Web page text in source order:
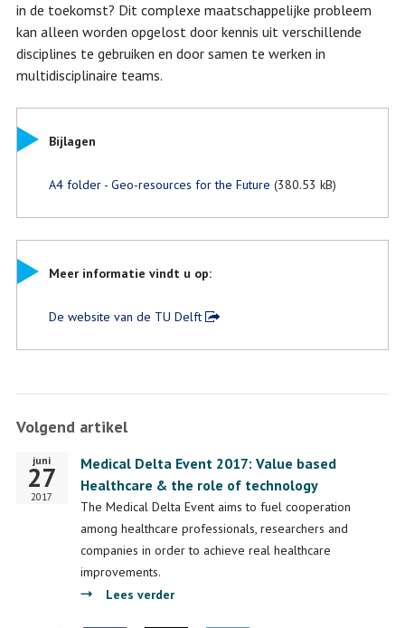
in de toekomst? Dit complexe maatschappelijke probleem
kan alleen worden opgelost door kennis uit verschillende
disciplines te gebruiken en door samen te werken in
multidisciplinaire teams.
Bijlagen
A4 folder - Geo-resources for the Future (380.53 kB)
Meer informatie vindt u op:
De website van de TU Delft
Volgend artikel
Startdatum
juni
27
2017
Medical Delta Event 2017: Value based
Healthcare & the role of technology
The Medical Delta Event aims to fuel cooperation
among healthcare professionals, researchers and
companies in order to achieve real healthcare
improvements.
Lees verder